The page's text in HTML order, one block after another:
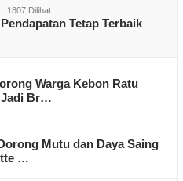
1807 Dilihat
Tetap Terbaik
Warga Kebon Ratu
Jadi Br…
Mutu dan Daya Saing
…